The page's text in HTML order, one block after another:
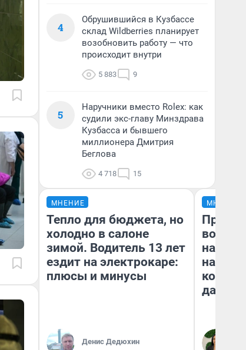
4
Обрушившийся в Кузбассе
склад Wildberries планирует
возобновить работу — что
происходит внутри
5 883 9
5
Наручники вместо Rolex: как
судили экс-главу Минздрава
Кузбасса и бывшего
миллионера Дмитрия
Беглова
4 718 15
МНЕНИЕ
Тепло для бюджета, но
холодно в салоне
зимой. Водитель 13 лет
ездит на электрокаре:
плюсы и минусы
Денис Дедюхин
МНЕНИЕ
нам
даже